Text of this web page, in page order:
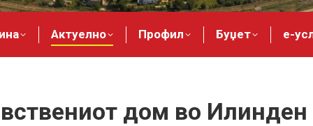
Актуелно Профил Буџет е-
дом во